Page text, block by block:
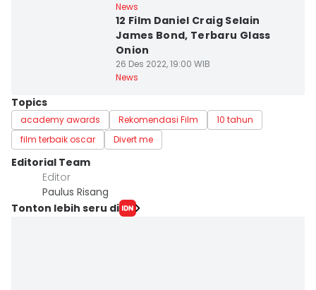
News
12 Film Daniel Craig Selain
James Bond, Terbaru Glass
Onion
26 Des 2022, 19:00 WIB
News
Topics
academy awards Rekomendasi Film
10 tahun
film terbaik oscar
Divert me
Editorial Team
Editor
Paulus Risang
Tonton lebih seru di